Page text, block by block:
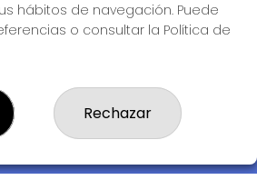
suerte de La Bruja Juli
hábitos de navegación. Puede
o consultar la Política de
Rechazar